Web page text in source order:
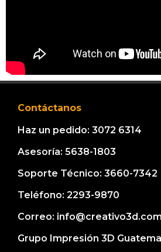
Contáctanos
Haz un pedido: 3072 6314
Asesoría: 5638-1803
Soporte Técnico: 3660-7342
Teléfono: 2293-9870
Correo: info@creativo3d.com
Grupo Impresión 3D